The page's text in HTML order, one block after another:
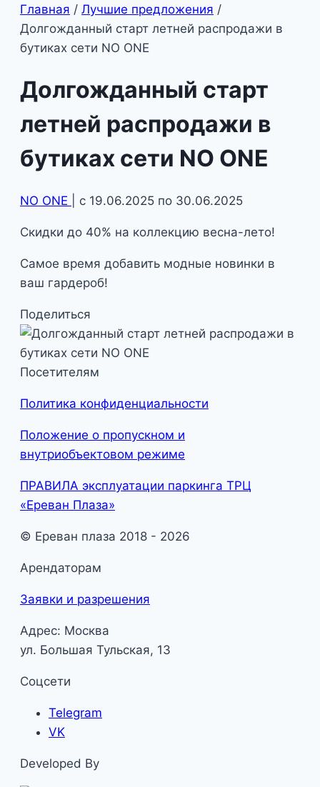
Главная / Лучшие предложения /
Долгожданный старт летней распродажи в
бутиках сети NO ONE
Долгожданный старт
летней распродажи в
бутиках сети NO ONE
NO ONE | с 19.06.2025 по 30.06.2025
Скидки до 40% на коллекцию весна-лето!
Самое время добавить модные новинки в
ваш гардероб!
Поделиться
Посетителям
Политика конфиденциальности
Положение о пропускном и
внутриобъектовом режиме
ПРАВИЛА эксплуатации паркинга ТРЦ
«Ереван Плаза»
© Ереван плаза 2018 - 2026
Арендаторам
Заявки и разрешения
Адрес: Москва
ул. Большая Тульская, 13
Соцсети
Telegram
VK
Developed By